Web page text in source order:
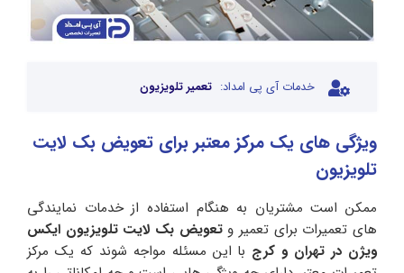
خدمات آی پی امداد: تعمیر تلویزیون
ویژگی های یک مرکز معتبر برای تعویض بک لایت
تلویزیون
ممکن است مشتریان به هنگام استفاده از خدمات نمایندگی
های تعمیرات برای تعمیر وتعویض بک لایت تلویزیون ایکس
ویژن در تهران و کرج با این مسئله مواجه شوند که یک مرکز